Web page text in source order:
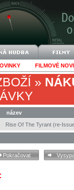
FILMOVÉ
»
název
Rise Of The Tyrant (re-